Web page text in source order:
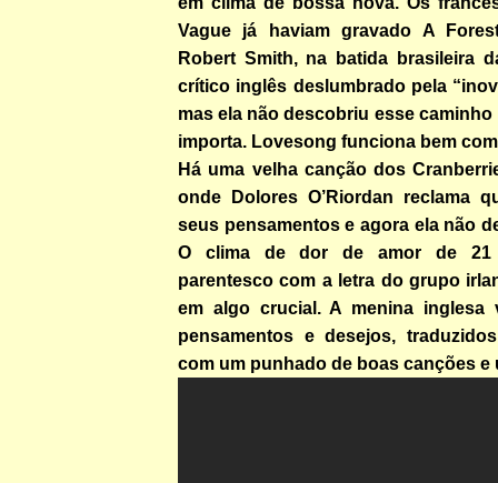
Vague já haviam gravado A
Robert Smith, na batida brasileira
crítico inglês deslumbrado pela
mas ela não descobriu esse caminho
importa. Lovesong funciona bem
Há uma velha canção dos
onde Dolores O’Riordan reclama
seus pensamentos e agora ela não
O clima de dor de amor de 21
parentesco com a letra do grupo
em algo crucial. A menina inglesa
pensamentos e desejos,
com um punhado de boas canções e